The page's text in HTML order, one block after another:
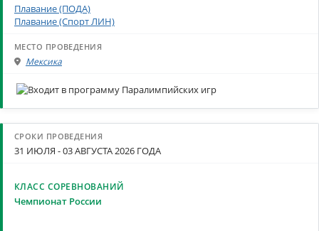
Плавание (ПОДА)
Плавание (Спорт ЛИН)
Мексика
31 ИЮЛЯ - 03 АВГУСТА 2026 ГОДА
Чемпионат России